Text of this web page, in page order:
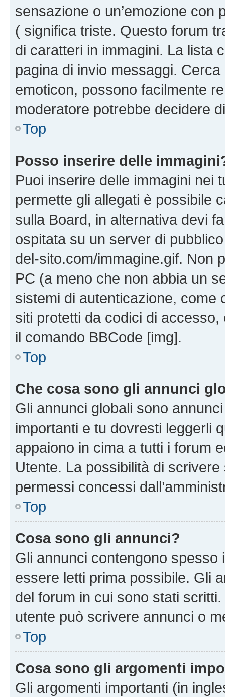
sensazione o un’emozione
( significa triste. Questo forum
di caratteri in immagini. La lista
pagina di invio messaggi.
emoticon, possono facilmente
moderatore potrebbe decidere
Top
Posso inserire delle
Puoi inserire delle immagini nei
permette gli allegati è possibile
sulla Board, in alternativa devi
ospitata su un server di
del-sito.com/immagine.gif. Non
PC (a meno che non abbia un
sistemi di autenticazione, come
siti protetti da codici di
il comando BBCode [img].
Top
Che cosa sono gli annunci
Gli annunci globali sono
importanti e tu dovresti leggerli
appaiono in cima a tutti i forum
Utente. La possibilità di
permessi concessi
Top
Cosa sono gli annunci?
Gli annunci contengono
essere letti prima possibile. Gli
del forum in cui sono stati
utente può scrivere annunci o
Top
Cosa sono gli argomenti
Gli argomenti importanti (in